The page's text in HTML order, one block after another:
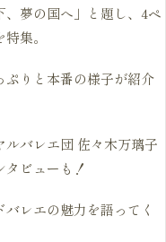
夢の国へ」と題し、4ペ
集。
りと本番の様子が紹介
ルバレエ団 佐々木万璃子
ビューも！
レエの魅力を語ってく